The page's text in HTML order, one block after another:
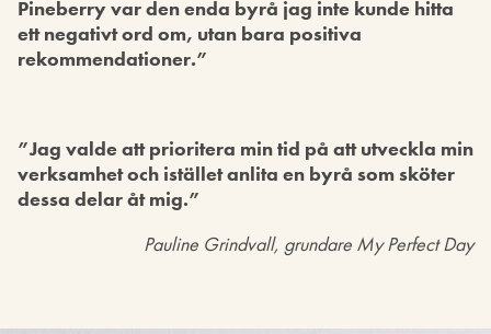
Pineberry var den enda byrå jag inte kunde hitta
ett negativt ord om, utan bara positiva
rekommendationer.”
”Jag valde att prioritera min tid på att utveckla min
verksamhet och istället anlita en byrå som sköter
dessa delar åt mig.”
Pauline Grindvall, grundare My Perfect Day